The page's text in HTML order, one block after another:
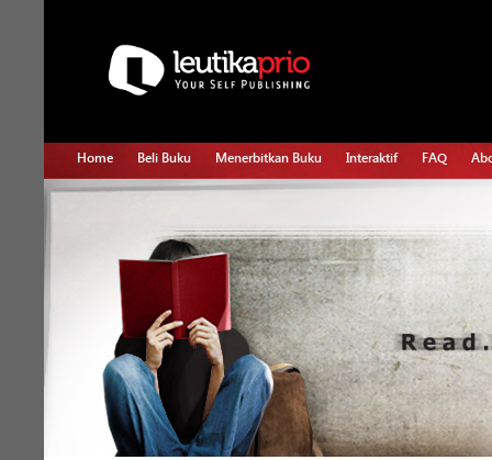
Home Beli Buku Menerbitkan Buku Interaktif FAQ